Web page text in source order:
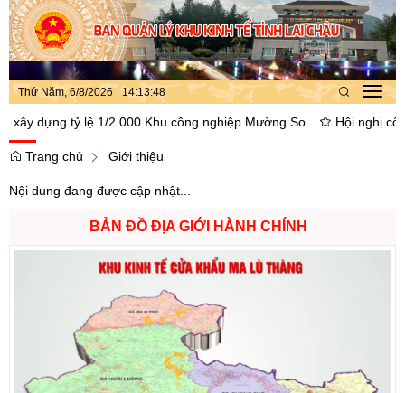
Thứ Năm, 6/8/2026 14:13:48
tỷ lệ 1/2.000 Khu công nghiệp Mường So Hội nghị công bố
Trang chủ Giới thiệu
Nội dung đang được cập nhật...
BẢN ĐỒ ĐỊA GIỚI HÀNH CHÍNH